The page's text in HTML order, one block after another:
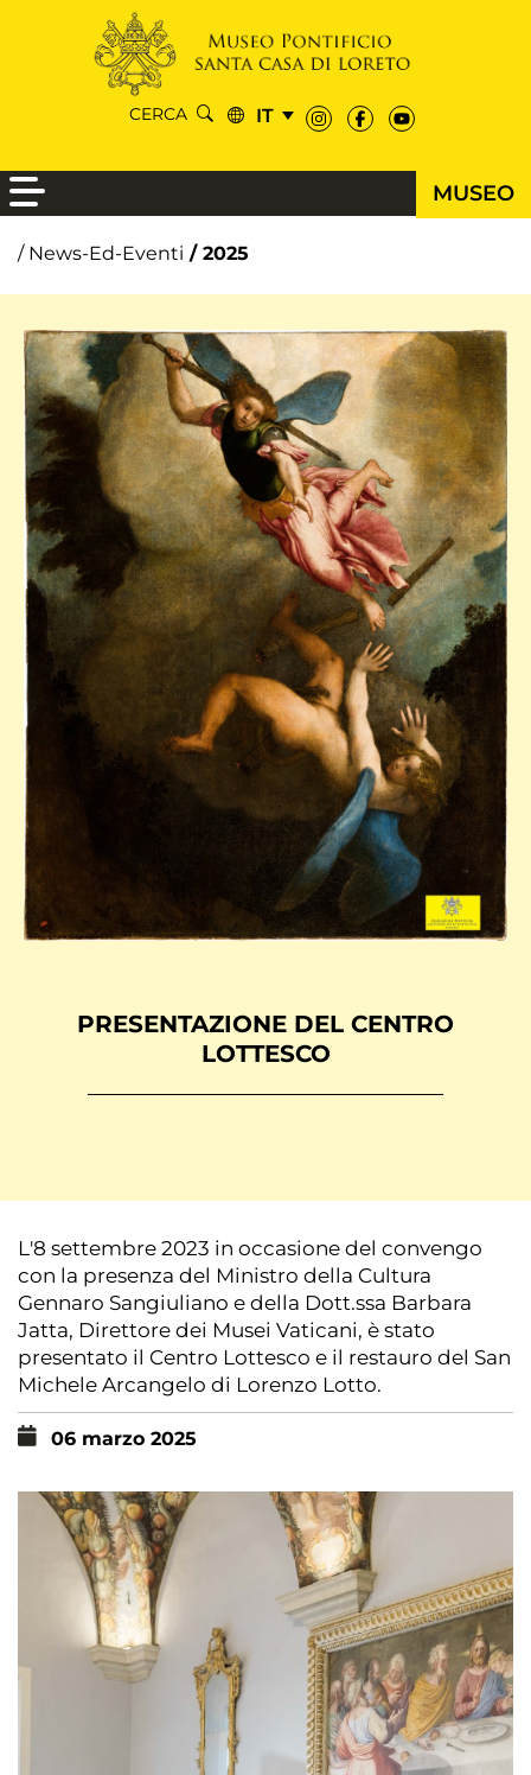
CERCA IT
MUSEO
/ News-Ed-Eventi / 2025
PRESENTAZIONE DEL CENTRO
LOTTESCO
L'8 settembre 2023 in occasione del convengo
con la presenza del Ministro della Cultura
Gennaro Sangiuliano e della Dott.ssa Barbara
Jatta, Direttore dei Musei Vaticani, è stato
presentato il Centro Lottesco e il restauro del San
Michele Arcangelo di Lorenzo Lotto.
06 marzo 2025